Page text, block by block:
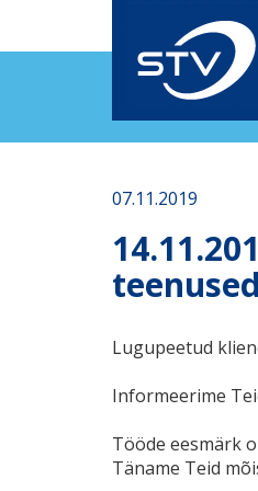
07.11.2019
teenused
Lugupeetud
Informeerime
Tööde eesmärk
Täname Teid